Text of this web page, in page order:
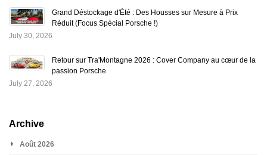
Grand Déstockage d'Été : Des Housses sur Mesure à Prix
Réduit (Focus Spécial Porsche !)
July 30, 2026
Retour sur Tra'Montagne 2026 : Cover Company au cœur de la
passion Porsche
July 27, 2026
Archive
Août 2026